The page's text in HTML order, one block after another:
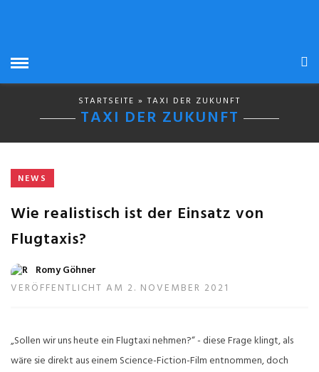
STARTSEITE » TAXI DER ZUKUNFT
TAXI DER ZUKUNFT
NEWS
Wie realistisch ist der Einsatz von
Flugtaxis?
Romy Göhner
VERÖFFENTLICHT AM 2. NOVEMBER 2021
„Sollen wir uns heute ein Flugtaxi nehmen?“ - diese Frage klingt, als
wäre sie direkt aus einem Science-Fiction-Film entnommen, doch